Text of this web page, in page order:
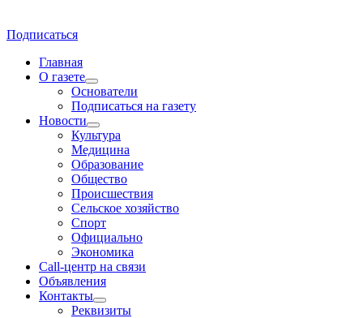
Подписаться
Главная
О газете
Основатели
Подписаться на газету
Новости
Культура
Медицина
Образование
Общество
Происшествия
Сельское хозяйство
Спорт
Официально
Экономика
Call-центр на связи
Объявления
Контакты
Реквизиты